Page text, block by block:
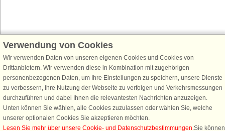
Schließen Sie sich 100.000 Ferienhaus-Fans an
Erhalten Sie einenWillkommensgutschein von 25 € für Ihren nächsten
Ferienhausurlaub - melden Sie sich einfach für den DanCenter Newsletter
an. Verpassen Sie nie wieder exklusive Angebote, Gewinnspiele und
Urlaubstipps!
Verwendung von Cookies
Wir verwenden Daten von unseren eigenen Cookies und Cookies von
Drittanbietern. Wir verwenden diese in Kombination mit zugehörigen
personenbezogenen Daten, um Ihre Einstellungen zu speichern, unsere Dienste
zu verbessern, Ihre Nutzung der Webseite zu verfolgen und Verkehrsmessungen
durchzuführen und dabei Ihnen die relevantesten Nachrichten anzuzeigen.
Unten können Sie wählen, alle Cookies zuzulassen oder wählen Sie, welche
unserer optionalen Cookies Sie akzeptieren möchten.
Lesen Sie mehr über unsere Cookie- und Datenschutzbestimmungen.Sie können